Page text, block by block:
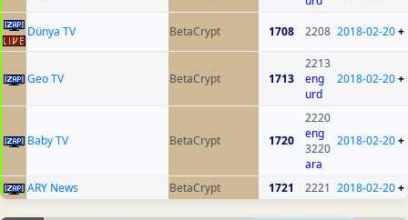
Dünya TV BetaCrypt 1708 2208 2018-02-20+
Geo TV BetaCrypt 1713
2213
eng
urd
2018-02-20+
Baby TV BetaCrypt 1720
2220
eng
3220
ara
2018-02-20+
ARY News BetaCrypt 1721 2221 2018-02-20+